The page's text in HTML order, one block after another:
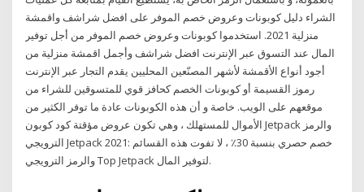
الشراء دليل كوبونات وعروض خصم الموفر على افضل شراشف واقمشة
منزلية 2021. استخدموا كوبونات وعروض خصم الموفر من أجل توفير
المال عند التسوق عبر الإنترنت افضل شراشف وأجمل اقمشة منزلية من
أجود أنواع الأقمشة لأشهر المصنّعين المحليين يقدم التجار عبر الإنترنت
رموز القسيمة أو كوبونات الخصم كحافز قوي للمتسوقين للشراء من
موقعهم على الويب. خاصة و أن هذه الكوبونات عادة ما توفر الكثير من
الأموال للمستهلك ، وهي تكون عروض مؤقتة كود كوبون Jetpack والرمز
الترويجي Jetpack 2021: خصم حصري بنسبة 30٪ ، لا تفوت هذه القسائم
والرمز الترويجي Top Jetpack لتوفير المال.